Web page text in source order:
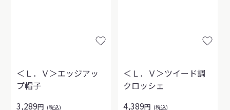
＜Ｌ．Ｖ＞エッジアッ
プ帽子
3,289円 (税込)
＜Ｌ．Ｖ＞ツイード調
クロッシェ
4,389円 (税込)